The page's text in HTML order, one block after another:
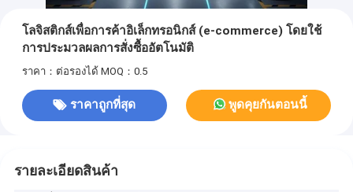
โลจิสติกส์เพื่อการค้าอิเล็กทรอนิกส์ (e-commerce) โดยใช้
การประมวลผลการสั่งซื้ออัตโนมัติ
ราคา：ต่อรองได้ MOQ：0.5
ราคาถูกที่สุด พูดคุยกันตอนนี้
รายละเอียดสินค้า